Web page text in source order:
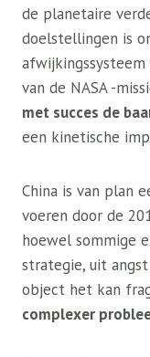
de planetaire
doelstellingen is
van de NASA -
met succes de
een kinetische
China is van plan
voeren door de
hoewel sommige
strategie, uit
object het kan
complexer